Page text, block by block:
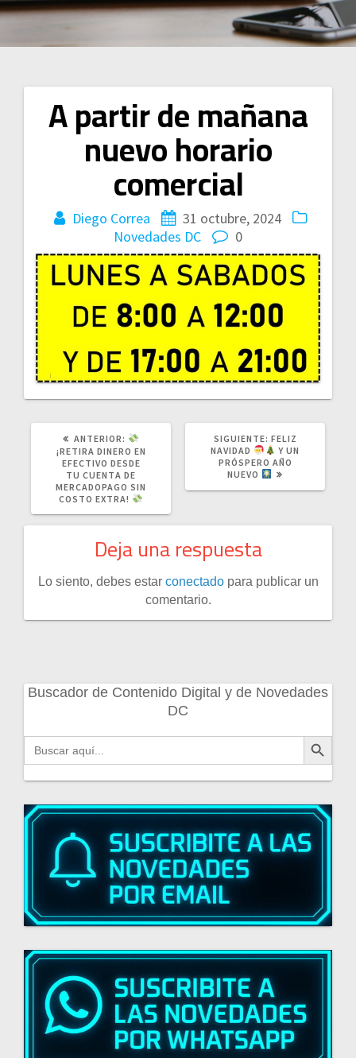
A partir de mañana
nuevo horario
comercial
Diego Correa
31 octubre, 2024
Novedades DC
0
Navegación
entradas
ANTERIOR: POST
ANTERIOR:
¡RETIRA DINERO EN
EFECTIVO DESDE
TU CUENTA DE
MERCADOPAGO SIN
COSTO EXTRA!
SIGUIENTE: SIGUIENTE
POST:
FELIZ
NAVIDAD
Y UN
PRÓSPERO AÑO
NUEVO
Deja una respuesta
Lo siento, debes estar conectadopara publicar un
comentario.
Buscador de Contenido Digital y de Novedades
DC
Buscar: Botón de búsqueda